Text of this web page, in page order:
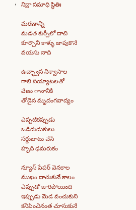
నిద్రా సమాధి స్థితిః
మరణాన్ని
మడత కుర్చీలో దాచి
కూర్చొని కాళ్ళు జాపుకొనే
వయసు నాది
ఉచ్ఛ్వాస నిశ్వాసాల
గాలి సయ్యాటలతో
వేణు గానానికి
తోడైన మృదంగవాద్యం
ఎప్పటికప్పుడు
ఒడిదుడుకులు
సర్దుబాటు చేసే
హృది ఢమరుకం
న్యూస్ పేపర్ వెనకాల
ముఖం దాచుకునే కాలం
ఎప్పుడో జారిపోయింది
ఇప్పుడు మెడ వంచుకుని
కనిపించినంత చూసుకునే